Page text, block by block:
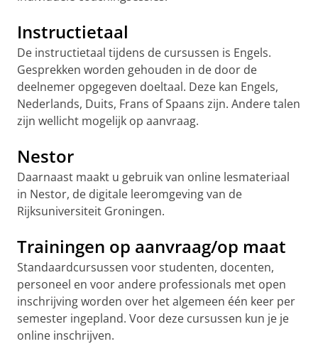
Instructietaal
De instructietaal tijdens de cursussen is Engels.
Gesprekken worden gehouden in de door de
deelnemer opgegeven doeltaal. Deze kan Engels,
Nederlands, Duits, Frans of Spaans zijn. Andere talen
zijn wellicht mogelijk op aanvraag.
Nestor
Daarnaast maakt u gebruik van online lesmateriaal
in Nestor, de digitale leeromgeving van de
Rijksuniversiteit Groningen.
Trainingen op aanvraag/op maat
Standaardcursussen voor studenten, docenten,
personeel en voor andere professionals met open
inschrijving worden over het algemeen één keer per
semester ingepland. Voor deze cursussen kun je je
online inschrijven.